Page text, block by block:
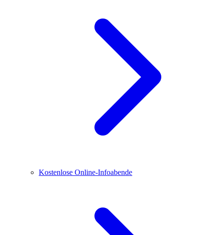
Kostenlose Online-Infoabende